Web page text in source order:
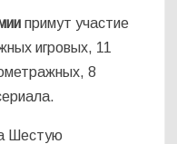
примут участие
игровых, 11
8
Шестую